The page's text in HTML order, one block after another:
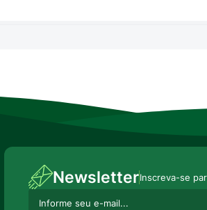
NewsletterInscreva-se